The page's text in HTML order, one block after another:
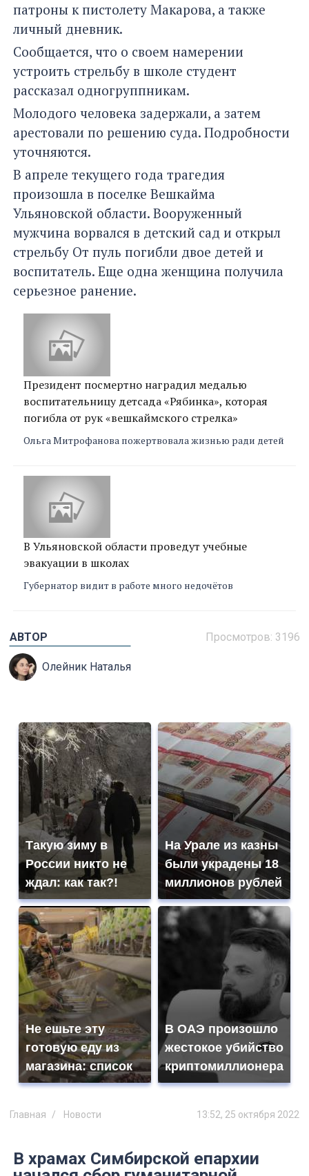
патроны к пистолету Макарова, а также
личный дневник.
Сообщается, что о своем намерении
устроить стрельбу в школе студент
рассказал одногруппникам.
Молодого человека задержали, а затем
арестовали по решению суда. Подробности
уточняются.
В апреле текущего года трагедия
произошла в поселке Вешкайма
Ульяновской области. Вооруженный
мужчина ворвался в детский сад и открыл
стрельбу От пуль погибли двое детей и
воспитатель. Еще одна женщина получила
серьезное ранение.
Президент посмертно наградил медалью
воспитательницу детсада «Рябинка», которая
погибла от рук «вешкаймского стрелка»
Ольга Митрофанова пожертвовала жизнью ради детей
В Ульяновской области проведут учебные
эвакуации в школах
Губернатор видит в работе много недочётов
Просмотров: 3196
АВТОР
Олейник Наталья
Такую зиму в
России никто не
ждал: как так?!
На Урале из казны
были украдены 18
миллионов рублей
Не ешьте эту
готовую еду из
магазина: список
В ОАЭ произошло
жестокое убийство
криптомиллионера
Главная Новости 13:52, 25 октября 2022
В храмах Симбирской епархии